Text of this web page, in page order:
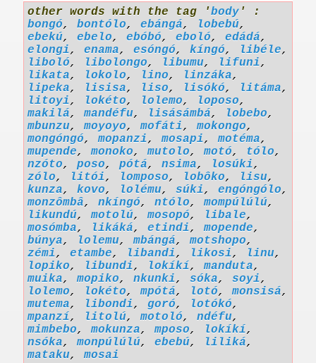
other words with the tag 'body ' :
bongó, bontólo, ebángá, lobebú,
ebekú, ebelo, ebóbó, eboló, edádá,
elongi, enama, esóngó, kíngó, libéle,
liboló, libolongo, libumu, lifuni,
likata, lokolo, lino, linzáka,
lipeka, lisisa, liso, lisókó, litáma,
litoyi, lokéto, lolemo, loposo,
makilá,mandéfu, lisásámbá, lobebo,
mbunzu,moyoyo,mofáti,mokongo,
mongóngó,mopanzi,mosapi,motéma,
mupende,monoko,mutolo,motó, tólo,
nzóto, poso, pótá, nsima, losúki,
zólo, litói, lomposo, lobôko, lisu,
kunza, kovo, lolému, súki, engóngólo,
monzômbâ, nkíngó, ntólo,mompúlúlú,
likundú,motolú,mosopó, libale,
mosómba, likáká, etindi,mopende,
búnya, lolemu,mbángá,motshopo,
zémi, etambe, libandi, likosi, linu,
lopiko, libundi, lokíkí,manduta,
muika,mopiko, nkunki, sóka, soyi,
lolemo, lokéto,mpótá, lotó,monsisá,
mutema, libondi, goró, lotókó,
mpanzí, litolú,motoló, ndéfu,
mimbebo,mokunza,mposo, lokíkí,
nsóka,monpúlúlú, ebebú, liliká,
mataku,mosai